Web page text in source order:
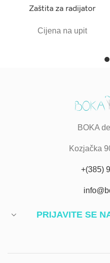
Zaštita za radijator
Cijena na upit
BOKA
Kozjačka
+(385)
PRIJAVITE SE